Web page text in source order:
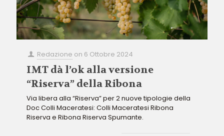
Redazione on 6 Ottobre 2024
IMT dà l’ok alla versione
“Riserva” della Ribona
Via libera alla “Riserva” per 2 nuove tipologie della
Doc Colli Maceratesi: Colli Maceratesi Ribona
Riserva e Ribona Riserva Spumante.